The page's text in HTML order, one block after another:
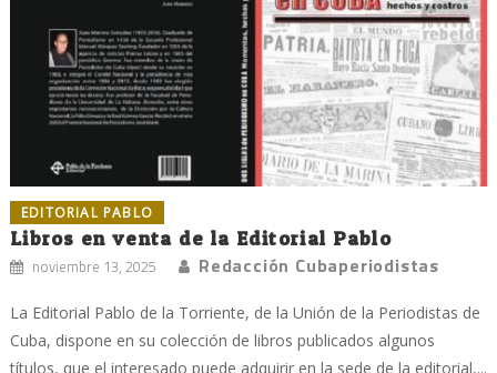
EDITORIAL PABLO
Libros en venta de la Editorial Pablo
noviembre 13, 2025 Redacción Cubaperiodistas
La Editorial Pablo de la Torriente, de la Unión de la Periodistas de
Cuba, dispone en su colección de libros publicados algunos
títulos, que el interesado puede adquirir en la sede de la editorial,...